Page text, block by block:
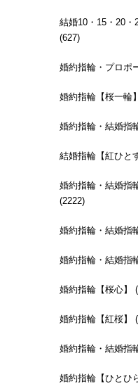
結婚10・15・20・
(627)
婚約指輪・プロポ
婚約指輪【桜一輪
婚約指輪・結婚指
結婚指輪【紅ひと
婚約指輪・結婚指
(2222)
婚約指輪・結婚指
婚約指輪・結婚指
婚約指輪【桜心】
婚約指輪【紅桜】
婚約指輪・結婚指
婚約指輪【ひとひ